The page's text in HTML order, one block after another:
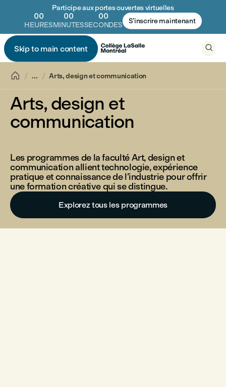
Participe aux portes ouvertes virtuelles
00
HEURES
00
MINUTES
00
SECONDES S’inscrire maintenant
Skip to main content
 
 ... Arts, design et communication
Arts, design et
communication
Les programmes de la faculté Art, design et
communication allient technologie, expérience
pratique et connaissance de l’industrie pour offrir
une formation créative qui se distingue.
Explorez tous les programmes